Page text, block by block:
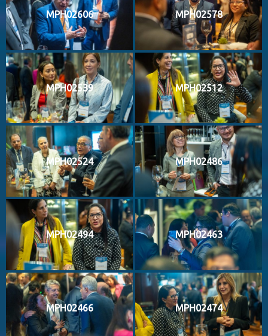
MPH02606 MPH02578
MPH02539 MPH02512
MPH02524 MPH02486
MPH02494 MPH02463
MPH02466 MPH02474